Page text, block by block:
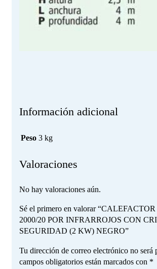
Información adicional
Peso 3 kg
Valoraciones
No hay valoraciones aún.
Sé el primero en valorar
2000/20 POR INFRARROJOS CON
SEGURIDAD (2 KW) NEGRO”
Tu dirección de correo electrónico no será
campos obligatorios están marcados con *